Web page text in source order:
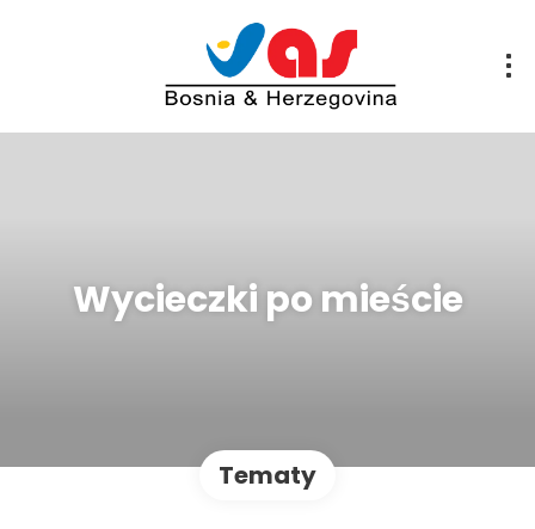
Wycieczki po mieście
Tematy